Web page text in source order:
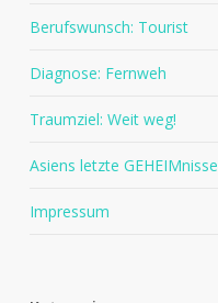
Berufswunsch: Tourist
Diagnose: Fernweh
Traumziel: Weit weg!
Asiens letzte GEHEIMnisse
Impressum